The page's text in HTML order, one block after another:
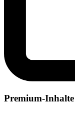
Premium-Inhalte